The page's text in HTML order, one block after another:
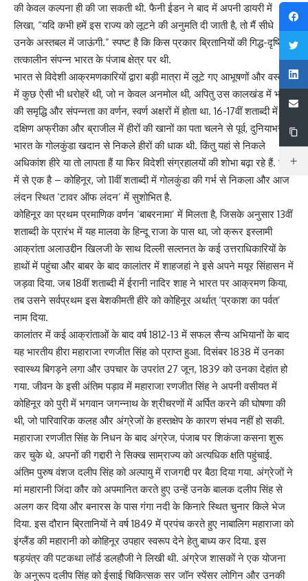
की केवल कल्पना ही की जा सकती थी. फैनी ईडन ने बाद में अपनी डायरी में
लिखा, “यदि कभी हमें इस राज्य को लूटने की अनुमति दी जाती है, तो मैं सीधे
उनके अस्तबल में जाऊंगी.” स्पष्ट है कि किस प्रकार ब्रितानियों की गिद्ध-दृष्टि
तत्कालीन संपन्न भारत के पंजाब क्षेत्र पर थी.
भारत से विदेशी आक्रमणकारियों द्वारा बड़ी मात्रा में लूटे गए आभूषणों और वस्तुओं
में कुछ ऐसी भी धरोहरें थी, जो न केवल अनमोल थी, अपितु उस कालखंड में भारत
की समृद्धि और संपन्नता का वर्णन, स्वर्ण अक्षरों में होता था. 16-17वीं शताब्दी में
दक्षिण अफ्रीका और ब्राजील में हीरों की खानों का पता चलने से पूर्व, दुनियाभर में
भारत के गोलकुंडा खदान से निकले हीरों की धाक थी. किंतु यहां से निकले
अधिकांश हीरे या तो लापता हैं या फिर विदेशी संग्रहालयों की शोभा बढ़ा रहे हैं. उसी
में से एक है – कोहिनूर, जो 11वीं शताब्दी में गोलकुंडा की गर्भ से निकला और आज
लंदन स्थित ‘टावर ऑफ लंदन’ में सुशोभित है.
कोहिनूर का प्रथम प्रमाणिक वर्णन ‘बाबरनामा’ में मिलता है, जिसके अनुसार 13वीं
शताब्दी के प्रारंभ में यह मालवा के हिन्दू राजा के पास था, जो क्रूर इस्लामी
आक्रांता अलाउद्दीन खिलजी के साथ दिल्ली सल्तनत के कई उत्तराधिकारियों के
हाथों में पहुंचा और बाबर के बाद कालांतर में शाहजहां ने इसे अपने मयूर सिंहासन में
जड़वा दिया. जब 18वीं शताब्दी में ईरानी नादिर शाह ने भारत पर आक्रमण किया,
तब उसने सर्वप्रथम इस बेशकीमती हीरे को कोहिनूर अर्थात् ‘प्रकाश का पर्वत’
नाम दिया.
कालांतर में कई आक्रांताओं के बाद वर्ष 1812-13 में सफल सैन्य अभियानों के बाद
यह भारतीय हीरा महाराजा रणजीत सिंह को प्राप्त हुआ. दिसंबर 1838 में उनका
स्वास्थ्य बिगड़ने लगा और उपचार के उपरांत 27 जून, 1839 को उनका देहांत हो
गया. जीवन के इसी अंतिम पड़ाव में महाराजा रणजीत सिंह ने अपनी वसीयत में
कोहिनूर को पुरी में भगवान जगन्नाथ के श्रीचरणों में अर्पित करने की घोषणा की
थी, जो पारिवारिक कलह और अंग्रेजों के हस्तक्षेप के कारण संभव नहीं हो सकी.
महाराजा रणजीत सिंह के निधन के बाद अंग्रेज, पंजाब पर शिकंजा कसना शुरू
कर चुके थे. अपनों की गद्दारी ने सिक्ख साम्राज्य को अत्यधिक क्षति पहुंचाई.
अंतिम पुरुष वंशज दलीप सिंह को अल्पायु में राजगद्दी पर बैठा दिया गया. अंग्रेजों ने
मां महारानी जिंदा कौर को अपमानित करते हुए उन्हें उनके बालक दलीप सिंह से
अलग कर दिया और बनारस के पास गंगा नदी के किनारे स्थित चुनार किले भेज
दिया. इस दौरान ब्रितानियों ने वर्ष 1849 में प्रपंच करते हुए नाबालिग महाराजा को
इंग्लैंड की महारानी को कोहिनूर उपहार स्वरूप देने हेतु बाध्य कर दिया. इस
षड़यंत्र की पटकथा लॉर्ड डलहौजी ने लिखी थी. अंग्रेज शासकों ने एक योजना
के अनुरूप दलीप सिंह को ईसाई चिकित्सक सर जॉन स्पेंसर लोगिन और उनकी